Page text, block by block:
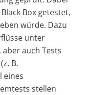
Box getestet,
würde. Dazu
unter
auch Tests
B.
eines
stellen